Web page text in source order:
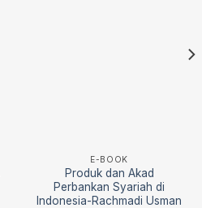
E-BOOK
Produk dan Akad
Perbankan Syariah di
Indonesia-Rachmadi Usman